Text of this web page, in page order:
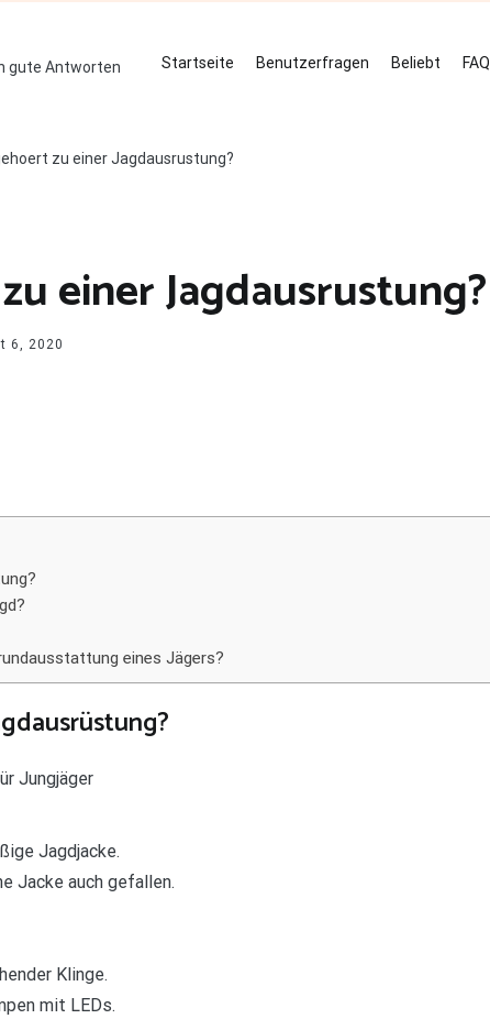
gute Antworten Startseite Benutzerfragen Beliebt FAQ
zu einer Jagdausrustung?
einer Jagdausrustung?
6, 2020
eines Jägers?
Jungjäger
Jagdjacke.
Jacke auch gefallen.
Klinge.
mit LEDs.